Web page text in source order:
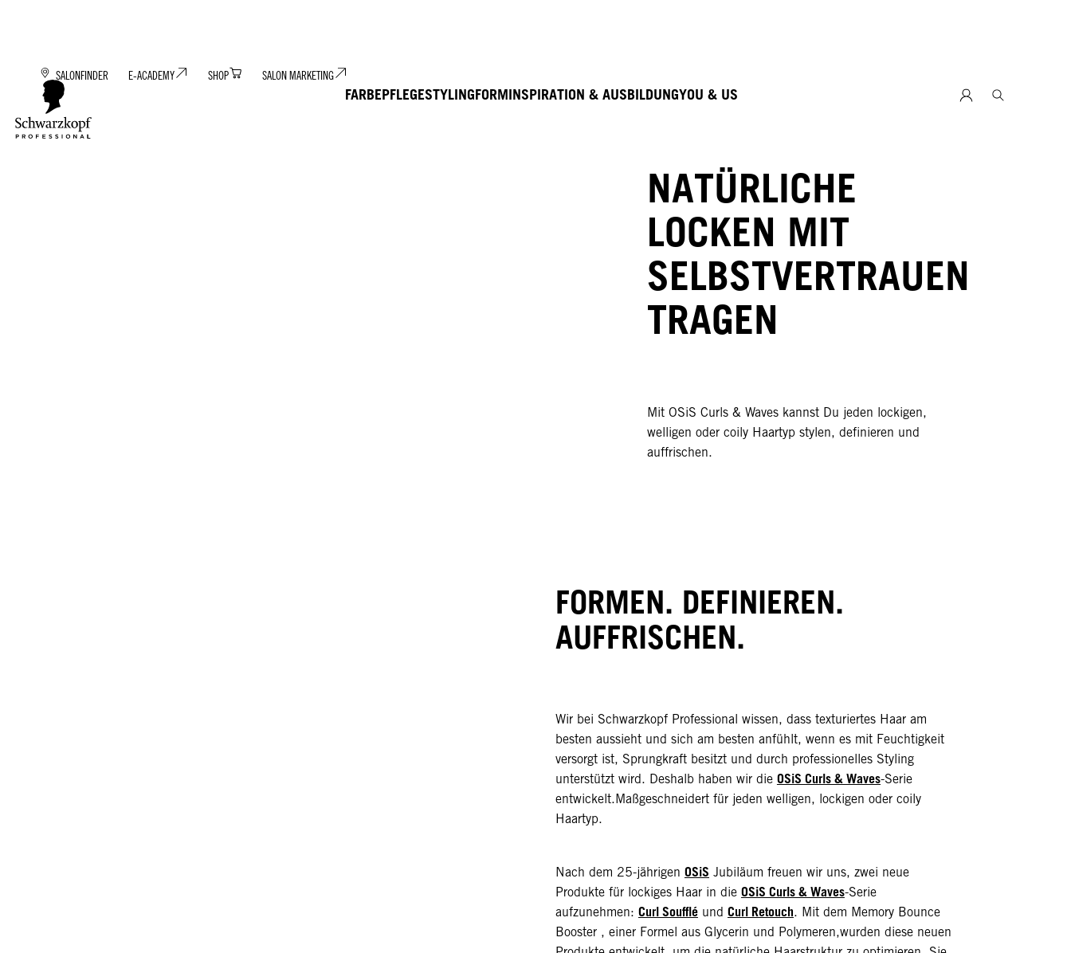
FARBEPFLEGESTYLINGFORMINSPIRATION & AUSBILDUNGYOU & US
SALONFINDER E-ACADEMY SHOP SALON MARKETING
NATÜRLICHE
LOCKEN MIT
SELBSTVERTRAUEN
TRAGEN
Mit OSiS Curls & Waves kannst Du jeden lockigen,
welligen oder coily Haartyp stylen, definieren und
auffrischen.
FORMEN. DEFINIEREN.
AUFFRISCHEN.
Wir bei Schwarzkopf Professional wissen, dass texturiertes Haar am
besten aussieht und sich am besten anfühlt, wenn es mit Feuchtigkeit
versorgt ist, Sprungkraft besitzt und durch professionelles Styling
unterstützt wird. Deshalb haben wir die OSiS Curls & Waves-Serie
entwickelt.Maßgeschneidert für jeden welligen, lockigen oder coily
Haartyp.
Nach dem 25-jährigen OSiS Jubiläum freuen wir uns, zwei neue
Produkte für lockiges Haar in die OSiS Curls & Waves-Serie
aufzunehmen: Curl Souffléund Curl Retouch. Mit dem Memory Bounce
Booster , einer Formel aus Glycerin und Polymeren,wurden diese neuen